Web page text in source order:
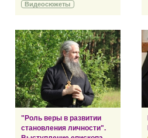
Видеосюжеты
"Роль веры в развитии
становления личности".